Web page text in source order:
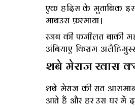
एक हदिस के मुताबिक
माबउस फ़रमाया।
रजब की फजीलत बाकी
अंबियाए किराम
शबे मेराज खास
शबे मेराज की रात
आते हैं और हर उस घर में